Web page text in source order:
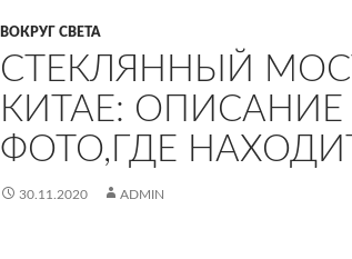
ВОКРУГ СВЕТА
СТЕКЛЯННЫЙ
КИТАЕ: ОПИСАНИЕ
ФОТО,ГДЕ
30.11.2020 ADMIN